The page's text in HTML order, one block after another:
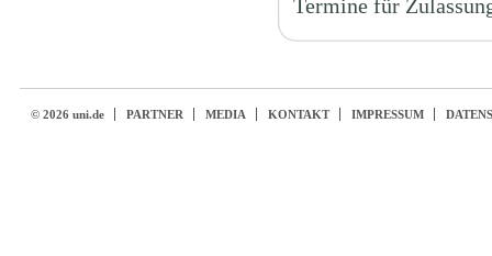
Termine für
© 2026 uni.de PARTNER MEDIA KONTAKT IMPRESSUM